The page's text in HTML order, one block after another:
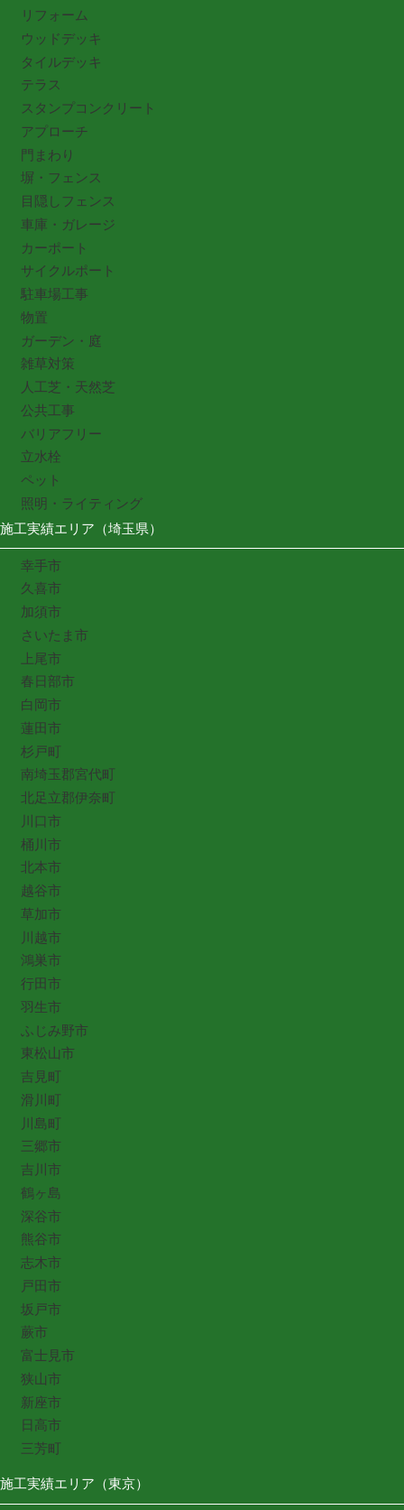
リフォーム
ウッドデッキ
タイルデッキ
テラス
スタンプコンクリート
アプローチ
門まわり
塀・フェンス
目隠しフェンス
車庫・ガレージ
カーポート
サイクルポート
駐車場工事
物置
ガーデン・庭
雑草対策
人工芝・天然芝
公共工事
バリアフリー
立水栓
ペット
照明・ライティング
施工実績エリア（埼玉県）
幸手市
久喜市
加須市
さいたま市
上尾市
春日部市
白岡市
蓮田市
杉戸町
南埼玉郡宮代町
北足立郡伊奈町
川口市
桶川市
北本市
越谷市
草加市
川越市
鴻巣市
行田市
羽生市
ふじみ野市
東松山市
吉見町
滑川町
川島町
三郷市
吉川市
鶴ヶ島
深谷市
熊谷市
志木市
戸田市
坂戸市
蕨市
富士見市
狭山市
新座市
日高市
三芳町
施工実績エリア（東京）